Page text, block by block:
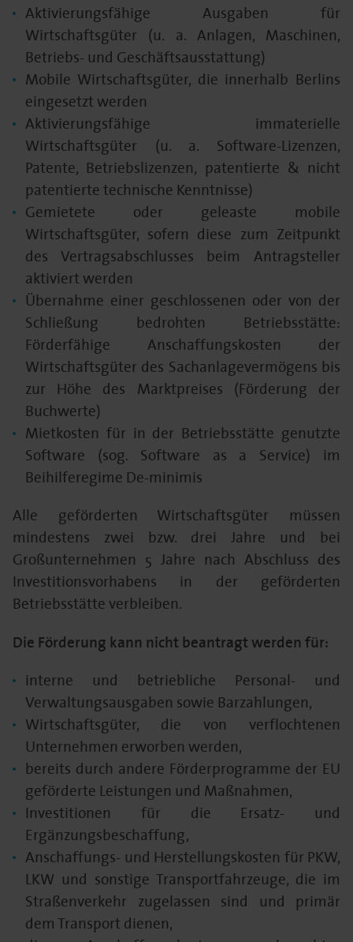
Aktivierungsfähige Ausgaben für
Wirtschaftsgüter (u. a. Anlagen, Maschinen,
Betriebs- und Geschäftsausstattung)
Mobile Wirtschaftsgüter, die innerhalb Berlins
eingesetzt werden
Aktivierungsfähige immaterielle
Wirtschaftsgüter (u. a. Software-Lizenzen,
Patente, Betriebslizenzen, patentierte & nicht
patentierte technische Kenntnisse)
Gemietete oder geleaste mobile
Wirtschaftsgüter, sofern diese zum Zeitpunkt
des Vertragsabschlusses beim Antragsteller
aktiviert werden
Übernahme einer geschlossenen oder von der
Schließung bedrohten Betriebsstätte:
Förderfähige Anschaffungskosten der
Wirtschaftsgüter des Sachanlagevermögens bis
zur Höhe des Marktpreises (Förderung der
Buchwerte)
Mietkosten für in der Betriebsstätte genutzte
Software (sog. Software as a Service) im
Beihilferegime De-minimis
Alle geförderten Wirtschaftsgüter müssen
mindestens zwei bzw. drei Jahre und bei
Großunternehmen 5 Jahre nach Abschluss des
Investitionsvorhabens in der geförderten
Betriebsstätte verbleiben.
Die Förderung kann nicht beantragt werden für:
interne und betriebliche Personal- und
Verwaltungsausgaben sowie Barzahlungen,
Wirtschaftsgüter, die von verflochtenen
Unternehmen erworben werden,
bereits durch andere Förderprogramme der EU
geförderte Leistungen und Maßnahmen,
Investitionen für die Ersatz- und
Ergänzungsbeschaffung,
Anschaffungs- und Herstellungskosten für PKW,
LKW und sonstige Transportfahrzeuge, die im
Straßenverkehr zugelassen sind und primär
dem Transport dienen,